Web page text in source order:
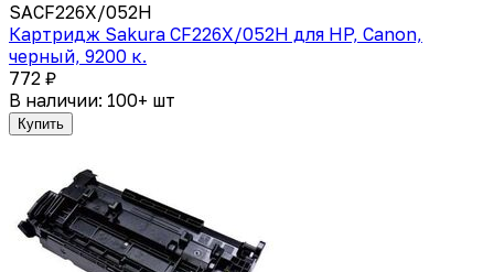
SACF226X/052H
Картридж Sakura CF226X/052H для HP, Canon,
черный, 9200 к.
772 ₽
В наличии: 100+ шт
Купить